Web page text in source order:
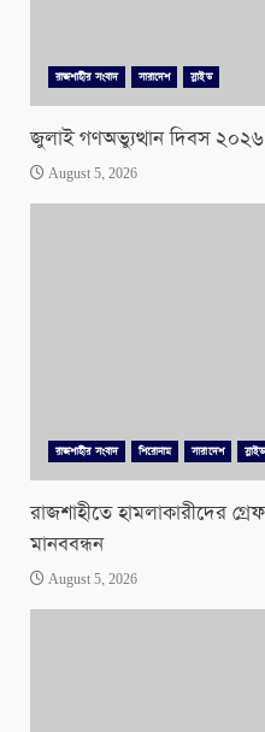
রাজশাহীর সংবাদ সারাদেশ স্লাইড
জুলাই গণঅভ্যুত্থান দিবস ২০২৬
August 5, 2026
রাজশাহীর সংবাদ শিরোনাম সারাদেশ স্লাইড
রাজশাহীতে হামলাকারীদের
মানববন্ধন
August 5, 2026